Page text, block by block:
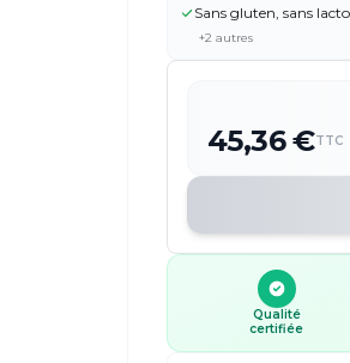
recherchent une source
un seul ingrédient, sans
Sans gluten, sans
+2 autres
45,36 €TTC
Qualité
certifiée